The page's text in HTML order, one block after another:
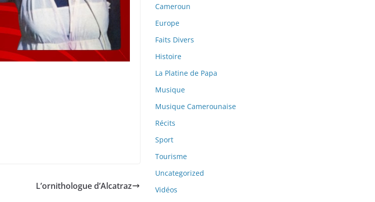
L’ornithologue d’Alcatraz
Cameroun
Europe
Faits Divers
Histoire
La Platine de Papa
Musique
Musique Camerounaise
Récits
Sport
Tourisme
Uncategorized
Vidéos